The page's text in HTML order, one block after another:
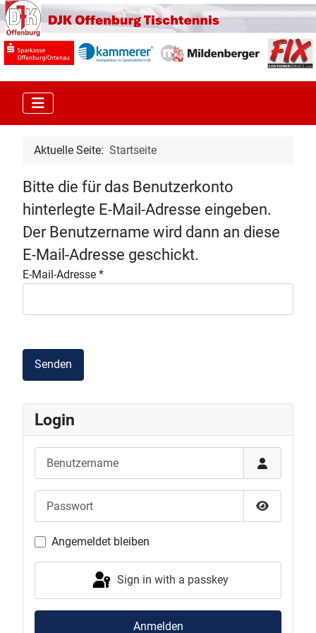
Aktuelle Seite: Startseite
Bitte die für das Benutzerkonto
hinterlegte E-Mail-Adresse eingeben.
Der Benutzername wird dann an diese
E-Mail-Adresse geschickt.
E-Mail-Adresse *
Senden
Login
Show
Angemeldet bleiben
Sign in with a passkey
Anmelden